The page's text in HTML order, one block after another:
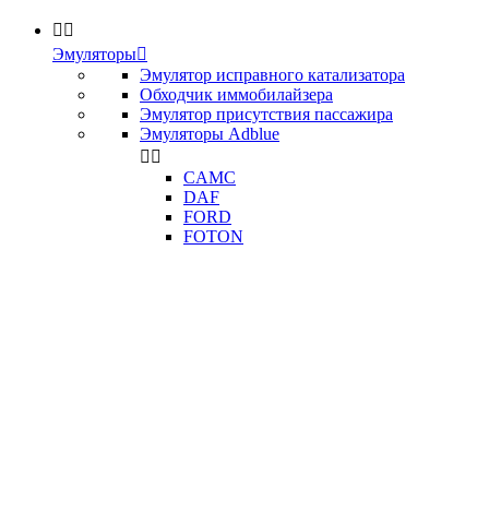
 
Эмуляторы
Эмулятор исправного катализатора
Обходчик иммобилайзера
Эмулятор присутствия пассажира
Эмуляторы Adblue
 
CAMC
DAF
FORD
FOTON